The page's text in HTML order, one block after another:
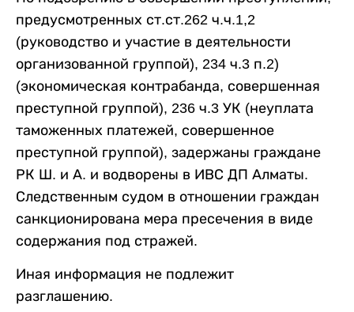
предусмотренных ст.ст.262 ч.ч.1,2
(руководство и участие в деятельности
организованной группой), 234 ч.3 п.2)
(экономическая контрабанда, совершенная
преступной группой), 236 ч.3 УК (неуплата
таможенных платежей, совершенное
преступной группой), задержаны граждане
РК Ш. и А. и водворены в ИВС ДП Алматы.
Следственным судом в отношении граждан
санкционирована мера пресечения в виде
содержания под стражей.
Иная информация не подлежит
разглашению.